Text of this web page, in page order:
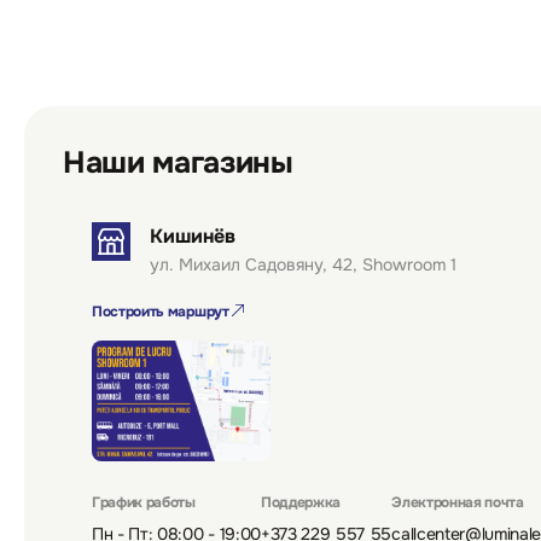
Наши магазины
Кишинёв
ул. Михаил Садовяну, 42, Showroom 1
Построить маршрут
График работы
Пн - Пт: 08:00 - 19:00
Поддержка
+373 229 557 55
Электронная почта